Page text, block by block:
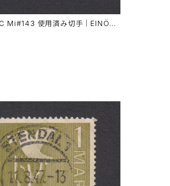
Mi#143 使用済み切手｜EINÖD